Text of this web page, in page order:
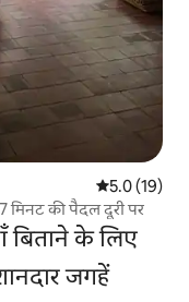
औसत रेटिंग 5
5.0 (19)
की पैदल दूरी पर
बिताने के लिए
जगहें